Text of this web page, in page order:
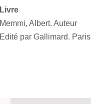
Livre
Memmi, Albert. Auteur
Edité par Gallimard. Paris